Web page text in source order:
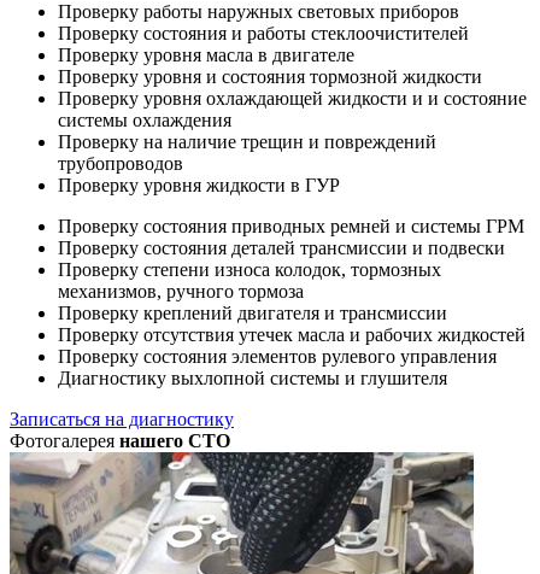
Проверку работы наружных световых приборов
Проверку состояния и работы стеклоочистителей
Проверку уровня масла в двигателе
Проверку уровня и состояния тормозной жидкости
Проверку уровня охлаждающей жидкости и и состояние
системы охлаждения
Проверку на наличие трещин и повреждений
трубопроводов
Проверку уровня жидкости в ГУР
Проверку состояния приводных ремней и системы ГРМ
Проверку состояния деталей трансмиссии и подвески
Проверку степени износа колодок, тормозных
механизмов, ручного тормоза
Проверку креплений двигателя и трансмиссии
Проверку отсутствия утечек масла и рабочих жидкостей
Проверку состояния элементов рулевого управления
Диагностику выхлопной системы и глушителя
Записаться на диагностику
Фотогалерея нашего СТО